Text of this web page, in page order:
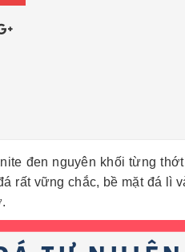
đen nguyên khối từng
rất vững chắc, bề mặt đá lì